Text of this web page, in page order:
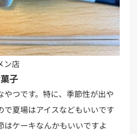
ン店
子
やつです。特に、季節性が出や
で夏場はアイスなどもいいです
はケーキなんかもいいですよ